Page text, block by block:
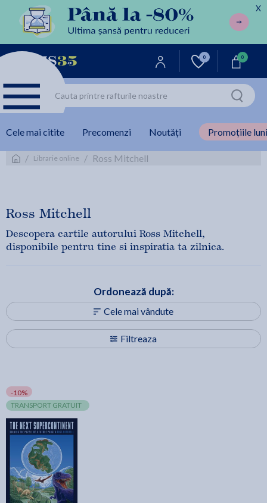
X
0 0
Cele mai citite Precomenzi Noutăți Promoțiile
/ Librarie online / Ross Mitchell
Ross Mitchell
Descopera cartile autorului Ross Mitchell,
disponibile pentru tine si inspiratia ta zilnica.
Filtreaza
Ordonează după:
Cele mai vândute
-10%
TRANSPORT GRATUIT